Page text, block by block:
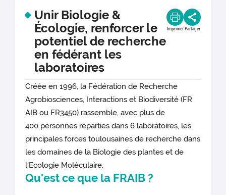
Unir Biologie &
Écologie, renforcer le
potentiel de recherche
en fédérant les
laboratoires
Imprimer Partager
Créée en 1996, la Fédération de Recherche
Agrobiosciences, Interactions et Biodiversité (FR
AIB ou FR3450) rassemble, avec plus de
400 personnes réparties dans 6 laboratoires, les
principales forces toulousaines de recherche dans
les domaines de la Biologie des plantes et de
l'Ecologie Moléculaire.
Qu'est ce que la FRAIB ?